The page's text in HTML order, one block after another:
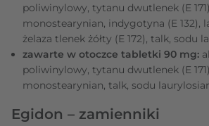
poliwinylowy, tytanu dwutlenek (E
monostearynian, indygotyna (E 132),
żelaza tlenek żółty (E 172), talk, sodu
zawarte w otoczce tabletki 90 mg:
poliwinylowy, tytanu dwutlenek (E
monostearynian, talk, sodu
Egidon – zamienniki